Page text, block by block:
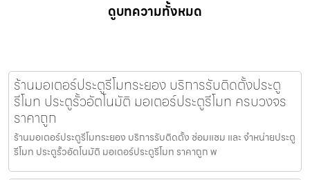
ดูบทความทั้งหมด
ร้านมอเตอร์ประตูรีโมทระยอง บริการรับติดตั้งประตู
รีโมท ประตูรั้วอัตโนมัติ มอเตอร์ประตูรีโมท ครบวงจร
ราคาถูก
ร้านมอเตอร์ประตูรีโมทระยอง บริการรับติดตั้ง ซ่อมแซม และ จำหน่ายประตู
รีโมท ประตูรั้วอัตโนมัติ มอเตอร์ประตูรีโมท ราคาถูก พ